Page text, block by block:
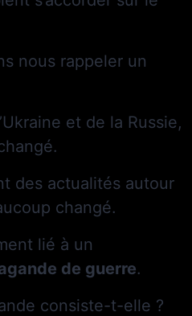
nous rappeler un
et de la Russie,
des actualités autour
changé.
lié à un
de guerre.
consiste-t-elle ?